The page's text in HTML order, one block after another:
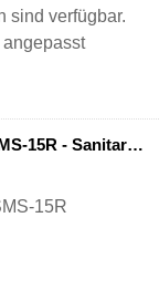
sind verfügbar.
Expanding Male SMS-15R - Sanitary Pipe
15R